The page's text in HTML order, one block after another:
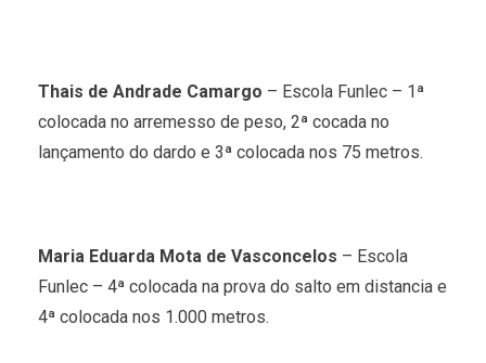
Thais de Andrade Camargo – Escola Funlec – 1ª
colocada no arremesso de peso, 2ª cocada no
lançamento do dardo e 3ª colocada nos 75 metros.
Maria Eduarda Mota de Vasconcelos – Escola
Funlec – 4ª colocada na prova do salto em distancia e
4ª colocada nos 1.000 metros.